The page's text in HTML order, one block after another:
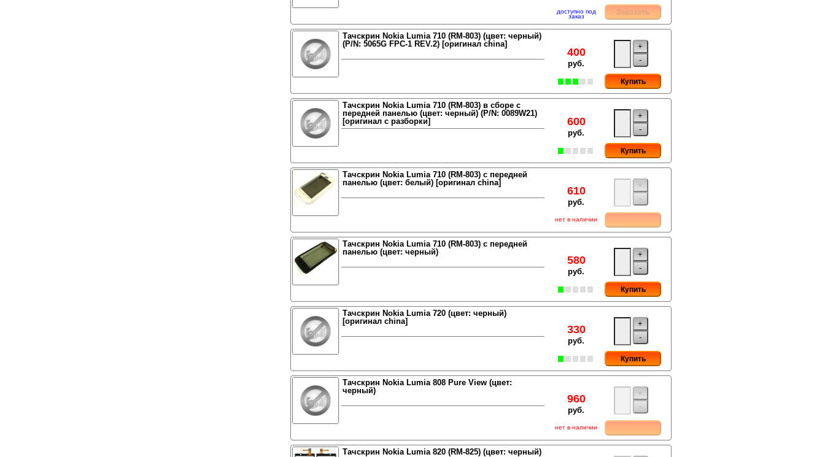
доступно под
заказ
Заказать
Тачскрин Nokia Lumia 710 (RM-803) (цвет: черный)
(P/N: 5065G FPC-1 REV.2) [оригинал china]
400
руб.
+
-
Купить
Тачскрин Nokia Lumia 710 (RM-803) в сборе с
передней панелью (цвет: черный) (P/N: 0089W21)
[оригинал с разборки]
600
руб.
+
-
Купить
Тачскрин Nokia Lumia 710 (RM-803) с передней
панелью (цвет: белый) [оригинал china]
610
руб.
нет в наличии
+
-
Тачскрин Nokia Lumia 710 (RM-803) с передней
панелью (цвет: черный)
580
руб.
+
-
Купить
Тачскрин Nokia Lumia 720 (цвет: черный)
[оригинал china]
330
руб.
+
-
Купить
Тачскрин Nokia Lumia 808 Pure View (цвет:
черный)
960
руб.
нет в наличии
+
-
Тачскрин Nokia Lumia 820 (RM-825) (цвет: черный)